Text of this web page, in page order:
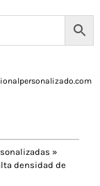
»
densidad de